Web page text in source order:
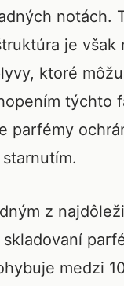
notách.
je však
ktoré
týchto
parfémy
z
medzi